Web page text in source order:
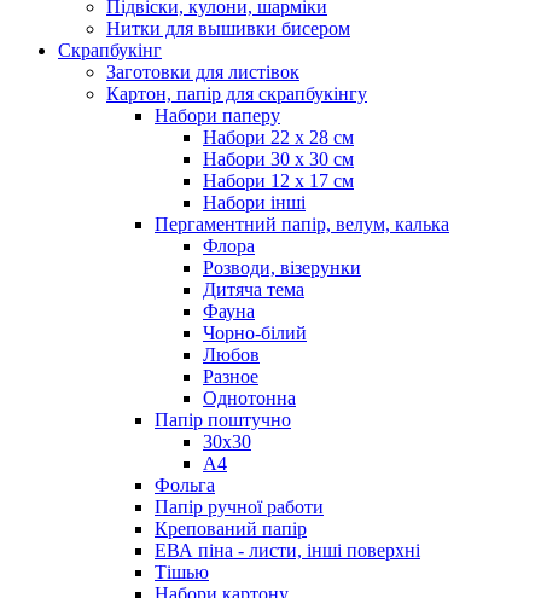
Підвіски, кулони, шарміки
Нитки для вышивки бисером
Скрапбукінг
Заготовки для листівок
Картон, папір для скрапбукінгу
Набори паперу
Набори 22 х 28 см
Набори 30 х 30 см
Набори 12 х 17 см
Набори інші
Пергаментний папір, велум, калька
Флора
Розводи, візерунки
Дитяча тема
Фауна
Чорно-білий
Любов
Разное
Однотонна
Папір поштучно
30х30
А4
Фольга
Папір ручної работи
Крепований папір
ЕВА піна - листи, інші поверхні
Тішью
Набори картону